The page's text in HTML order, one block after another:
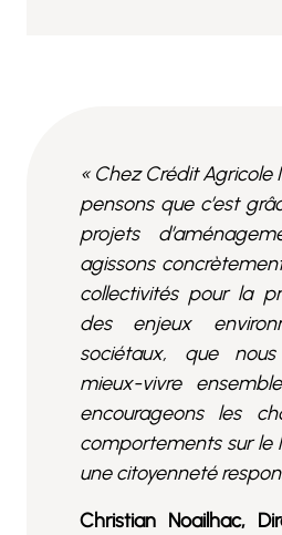
« Chez Crédit Agricole
pensons que c’est
projets
agissons
collectivités pour la
des enjeux
sociétaux, que
mieux-vivre
encourageons les
comportements sur le
une citoyenneté
Christian Noailhac,